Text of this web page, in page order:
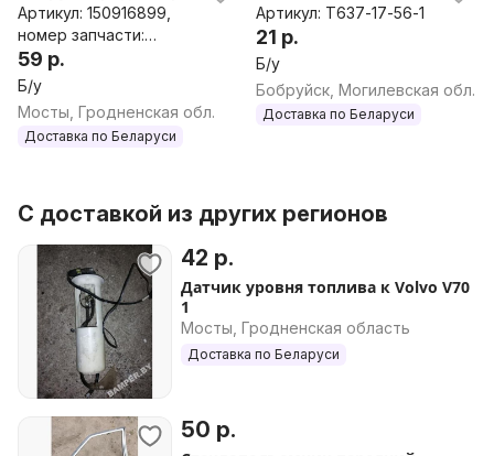
Артикул: 150916899,
номер запчасти:
150916899
59 р.
Б/у
Мосты, Гродненская обл.
Доставка по Беларуси
Артикул: T637-17-56-1
21 р.
Б/у
Бобруйск, Могилевская обл.
Доставка по Беларуси
С доставкой из других регионов
42 р.
Датчик уровня топлива к Volvo V70
1
Мосты, Гродненская область
Доставка по Беларуси
50 р.